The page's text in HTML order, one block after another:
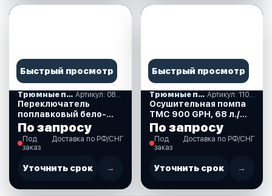
Быстрый просмотр
Трюмные помпы
Переключатель
поплавковый бело-
синий (0812202)
По запросу
Под
заказ
Доставка по РФ/СНГ
Уточнить срок →
Быстрый просмотр
Трюмные помпы Артикул: 110005
Осушительная помпа
TMC 900 GPH, 68 л./
мин., 12 В. (110005)
По запросу
Под
заказ
Доставка по РФ/СНГ
Уточнить срок →